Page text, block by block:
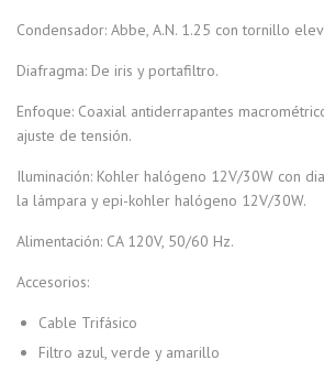
Condensador: Abbe, A.N. 1.25 con tornillo
Diafragma: De iris y portafiltro.
Enfoque: Coaxial antiderrapantes
ajuste de tensión.
Iluminación: Kohler halógeno 12V/30W con
la lámpara y epi-kohler halógeno 12V/30W.
Alimentación: CA 120V, 50/60 Hz.
Accesorios:
Cable Trifásico
Filtro azul, verde y amarillo